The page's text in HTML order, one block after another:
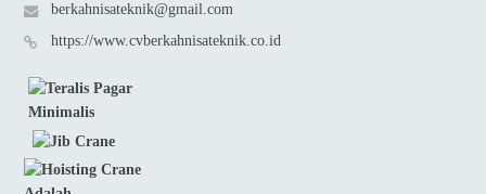
berkahnisateknik@gmail.com
https://www.cvberkahnisateknik.co.id